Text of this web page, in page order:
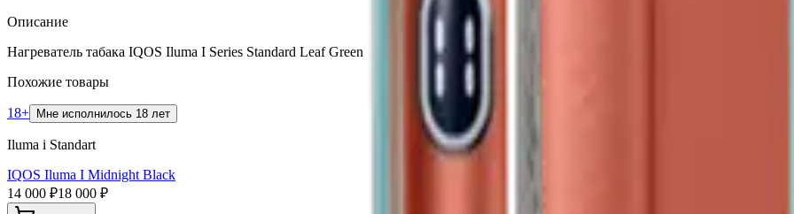
Описание
Нагреватель табака IQOS Iluma I Series Standard Leaf Green
Похожие товары
18+ Мне исполнилось 18 лет
Iluma i Standart
IQOS Iluma I Midnight Black
14 000 ₽18 000 ₽